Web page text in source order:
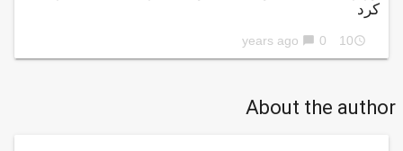
کرد
access_time
10 years ago
chat_bubble 0
About the author